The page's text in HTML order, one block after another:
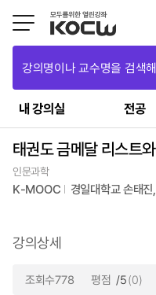
강의명이나 교수명을 검색
내 강의실 전공
태권도 금메달 리스트
인문과학
K-MOOC 경일대학교 손태
강의상세
조회수778 평점 /5(0)